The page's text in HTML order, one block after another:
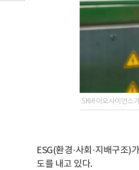
SK바이오사이언스
ESG(환경·사회·지배구조)
도를 내고 있다.